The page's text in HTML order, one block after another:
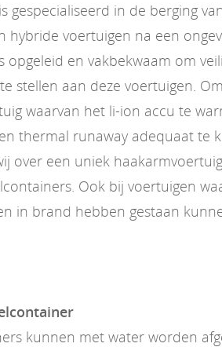
gespecialiseerd in de berging
hybride voertuigen na een
opgeleid en vakbekwaam om
stellen aan deze voertuigen.
waarvan het li-ion accu te
thermal runaway adequaat te
over een uniek
Ook bij voertuigen
in brand hebben gestaan
kunnen met water worden